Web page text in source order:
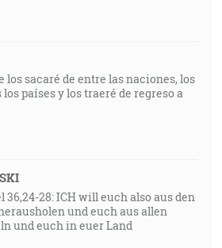
dialo sa mnoho divov a
(A všetci boli jednomyseľne v
… [Sk 5:12]
ústa, ktorí prevracajú celé
že ten, ktorý započal vo
aj dokoná a zachová až do dňa
los sacaré de entre las naciones, los
países y los traeré de regreso a
36,24-28: ICH will euch also aus den
und euch aus allen
und euch in euer Land